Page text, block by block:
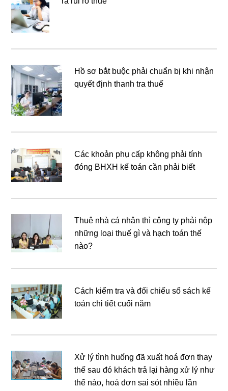
Hồ sơ bắt buộc phải chuẩn bị khi nhận
quyết định thanh tra thuế
Các khoản phụ cấp không phải tính
đóng BHXH kế toán cần phải biết
Thuê nhà cá nhân thì công ty phải nộp
những loại thuế gì và hạch toán thế
nào?
Cách kiểm tra và đối chiếu sổ sách kế
toán chi tiết cuối năm
Xử lý tình huống đã xuất hoá đơn thay
thế sau đó khách trả lại hàng xử lý như
thế nào, hoá đơn sai sót nhiều lần